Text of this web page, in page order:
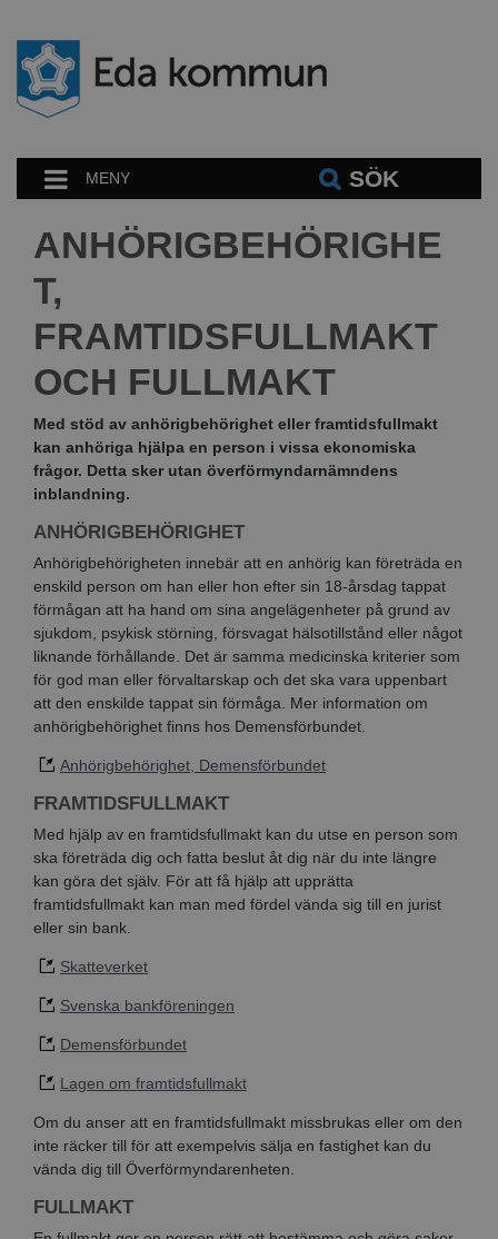
MENY SÖK
ANHÖRIGBEHÖRIGHE
T,
FRAMTIDSFULLMAKT
OCH FULLMAKT
Med stöd av anhörigbehörighet eller framtidsfullmakt
kan anhöriga hjälpa en person i vissa ekonomiska
frågor. Detta sker utan överförmyndarnämndens
inblandning.
ANHÖRIGBEHÖRIGHET
Anhörigbehörigheten innebär att en anhörig kan företräda en
enskild person om han eller hon efter sin 18-årsdag tappat
förmågan att ha hand om sina angelägenheter på grund av
sjukdom, psykisk störning, försvagat hälsotillstånd eller något
liknande förhållande. Det är samma medicinska kriterier som
för god man eller förvaltarskap och det ska vara uppenbart
att den enskilde tappat sin förmåga. Mer information om
anhörigbehörighet finns hos Demensförbundet.
Anhörigbehörighet, Demensförbundet
FRAMTIDSFULLMAKT
Med hjälp av en framtidsfullmakt kan du utse en person som
ska företräda dig och fatta beslut åt dig när du inte längre
kan göra det själv. För att få hjälp att upprätta
framtidsfullmakt kan man med fördel vända sig till en jurist
eller sin bank.
Skatteverket
Svenska bankföreningen
Demensförbundet
Lagen om framtidsfullmakt
Om du anser att en framtidsfullmakt missbrukas eller om den
inte räcker till för att exempelvis sälja en fastighet kan du
vända dig till Överförmyndarenheten.
FULLMAKT